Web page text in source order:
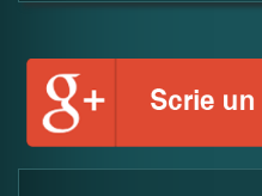
Formular pareri client
Numele dumneavoastra: